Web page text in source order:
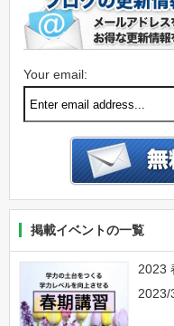
Your email:
掲載イベントの一覧
2023
2023/